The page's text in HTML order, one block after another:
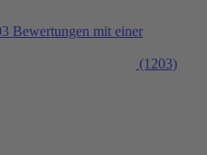
Bewertungen mit einer
(1203)